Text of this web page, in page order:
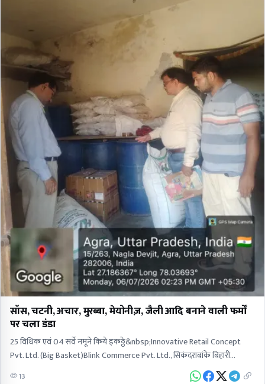
सॉस, चटनी, अचार, मुरब्बा, मेयोनीज़, जैली आदि बनाने वाली फर्मों
पर चला डंडा
25 विधिक एवं 04 सर्वे नमूने किये इकठ्ठे&nbsp;Innovative Retail Concept
Pvt. Ltd. (Big Basket)Blink Commerce Pvt. Ltd., सिकंदराबांके बिहारी
इंटरनेशनल&nbsp;साई एग्रो एंड फूड वर्क्स प्रा. लि., खड़वई, रनकताInstakart…
13